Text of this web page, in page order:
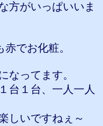
方がいっぱいいま
赤でお化粧。
なってます。
台１台、一人一人
しいですねぇ～